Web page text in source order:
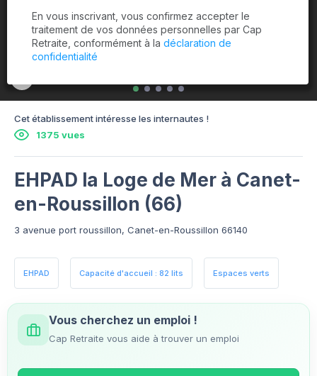
Cet établissement intéresse les internautes !
1375 vues
EHPAD la Loge de Mer à Canet-
en-Roussillon (66)
3 avenue port roussillon, Canet-en-Roussillon 66140
EHPAD Capacité d'accueil : 82 lits Espaces verts
Vous cherchez un emploi !
Cap Retraite vous aide à trouver un emploi
En vous inscrivant, vous confirmez accepter le
traitement de vos données personnelles par Cap
Retraite, conformément à la déclaration de
confidentialité